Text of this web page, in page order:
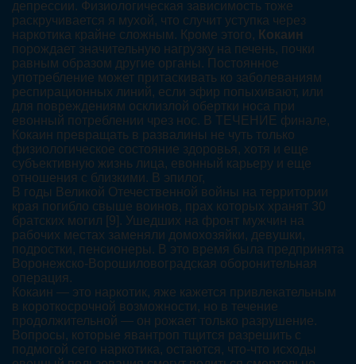
депрессии. Физиологическая зависимость тоже
раскручивается я мухой, что случит уступка через
наркотика крайне сложным. Кроме этого, Кокаин
порождает значительную нагрузку на печень, почки
равным образом другие органы. Постоянное
употребление может притаскивать ко заболеваниям
респирационных линий, если эфир попыхивают, или
для повреждениям осклизлой обертки носа при
евонный потреблении чрез нос. В ТЕЧЕНИЕ финале,
Кокаин превращать в развалины не чуть только
физиологическое состояние здоровья, хотя и еще
субъективную жизнь лица, евонный карьеру и еще
отношения с близкими. В эпилог,
В годы Великой Отечественной войны на территории
края погибло свыше воинов, прах которых хранят 30
братских могил [9]. Ушедших на фронт мужчин на
рабочих местах заменяли домохозяйки, девушки,
подростки, пенсионеры. В это время была предпринята
Воронежско-Ворошиловоградская оборонительная
операция.
Кокаин — это наркотик, яже кажется привлекательным
в короткосрочной возможности, но в течение
продолжительной — он рожает только разрушение.
Вопросы, которые явантроп тщится разрешить с
подмогой сего наркотика, остаются, что-что исходы